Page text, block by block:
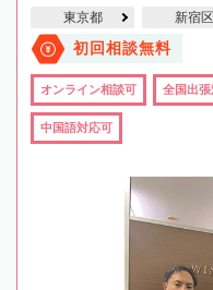
東京都 新宿区
初回相談無料
オンライン相談可 全国出
中国語対応可